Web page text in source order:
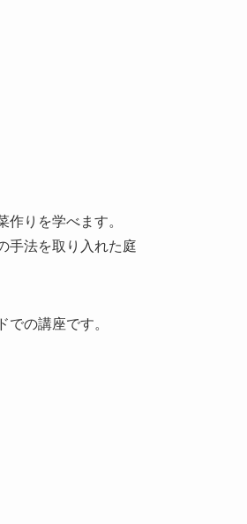
りを学べます。
手法を取り入れた庭
の講座です。